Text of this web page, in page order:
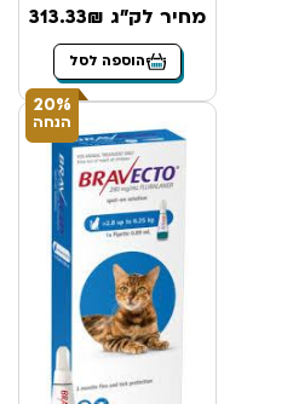
מחיר לק"ג 313.33₪
הוספה לסל
20%
הנחה